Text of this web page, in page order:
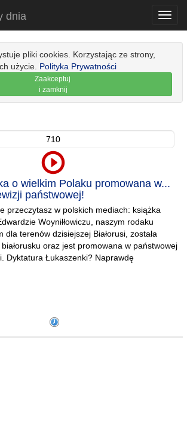
dnia
pliki cookies. Korzystając ze strony,
użycie. Polityka Prywatności
Zaakceptuj
i zamknij
710
o wielkim Polaku promowana w...
państwowej!
przeczytasz w polskich mediach: książka
Woyniłłowiczu, naszym rodaku
dla terenów dzisiejszej Białorusi, została
oraz jest promowana w państwowej
Dyktatura Łukaszenki? Naprawdę